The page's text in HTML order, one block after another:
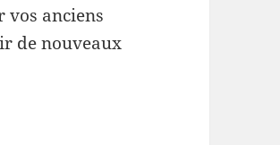
vos anciens
de nouveaux